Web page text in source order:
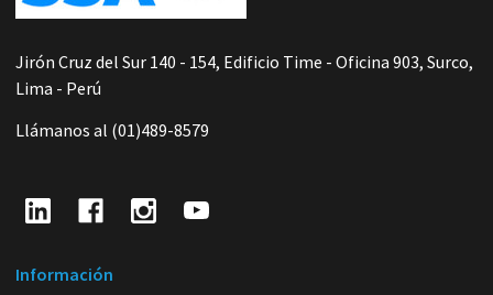
Jirón Cruz del Sur 140 - 154, Edificio Time - Oficina 903, Surco,
Lima - Perú
Llámanos al (01)489-8579
Información